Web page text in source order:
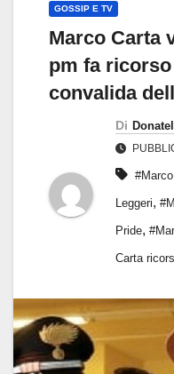
GOSSIP E TV
Marco Carta
pm fa
convalida
Di
Leggeri,
Pride,
Carta